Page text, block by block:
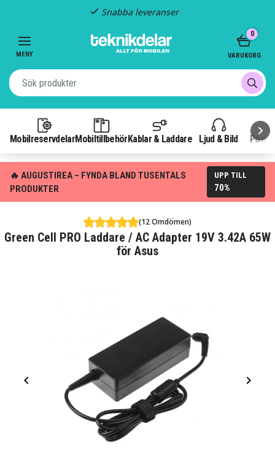
Snabba leveranser
MENY
MobilreservdelarMobiltillbehör Kablar & Laddare Ljud & Bild
0
VARUKORG
🔥 AUGUSTIREA – FYNDA BLAND TUSENTALS
PRODUKTER
UPP TILL
70%
(12 Omdömen)
Green Cell PRO Laddare / AC Adapter 19V 3.42A 65W
för Asus